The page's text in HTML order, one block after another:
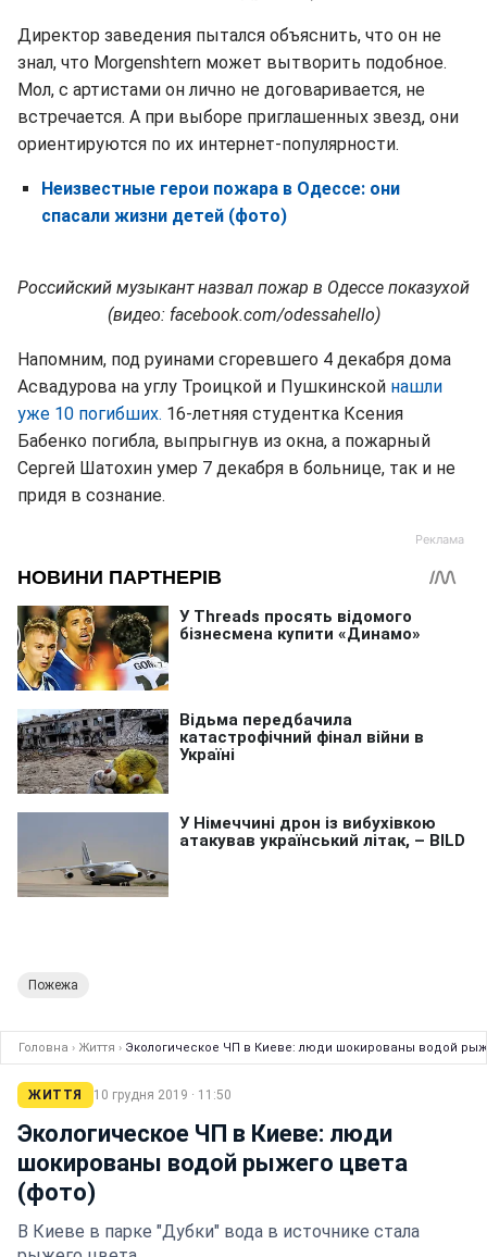
Директор заведения пытался объяснить, что он не
знал, что Morgenshtern может вытворить подобное.
Мол, с артистами он лично не договаривается, не
встречается. А при выборе приглашенных звезд, они
ориентируются по их интернет-популярности.
Неизвестные герои пожара в Одессе: они
спасали жизни детей (фото)
Российский музыкант назвал пожар в Одессе показухой
(видео: facebook.com/odessahello)
Напомним, под руинами сгоревшего 4 декабря дома
Асвадурова на углу Троицкой и Пушкинской нашли
уже 10 погибших. 16-летняя студентка Ксения
Бабенко погибла, выпрыгнув из окна, а пожарный
Сергей Шатохин умер 7 декабря в больнице, так и не
придя в сознание.
Пожежа
Головна › Життя › Экологическое ЧП в Киеве: люди шокированы водой
ЖИТТЯ 10 грудня 2019 · 11:50
Экологическое ЧП в Киеве: люди
шокированы водой рыжего цвета
(фото)
В Киеве в парке "Дубки" вода в источнике стала